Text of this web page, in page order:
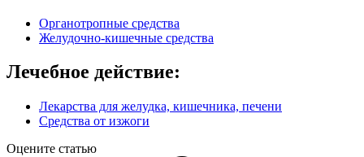
Органотропные средства
Желудочно-кишечные средства
Лечебное действие:
Лекарства для желудка, кишечника, печени
Средства от изжоги
Оцените статью